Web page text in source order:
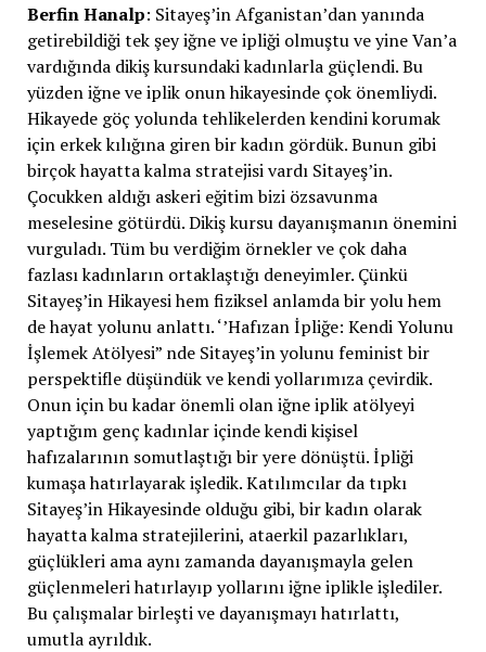
Berfin Hanalp: Sitayeş’in Afganistan’dan yanında
getirebildiği tek şey iğne ve ipliği olmuştu ve yine Van’a
vardığında dikiş kursundaki kadınlarla güçlendi. Bu
yüzden iğne ve iplik onun hikayesinde çok önemliydi.
Hikayede göç yolunda tehlikelerden kendini korumak
için erkek kılığına giren bir kadın gördük. Bunun gibi
birçok hayatta kalma stratejisi vardı Sitayeş’in.
Çocukken aldığı askeri eğitim bizi özsavunma
meselesine götürdü. Dikiş kursu dayanışmanın önemini
vurguladı. Tüm bu verdiğim örnekler ve çok daha
fazlası kadınların ortaklaştığı deneyimler. Çünkü
Sitayeş’in Hikayesi hem fiziksel anlamda bir yolu hem
de hayat yolunu anlattı. ‘’Hafızan İpliğe: Kendi Yolunu
İşlemek Atölyesi” nde Sitayeş’in yolunu feminist bir
perspektifle düşündük ve kendi yollarımıza çevirdik.
Onun için bu kadar önemli olan iğne iplik atölyeyi
yaptığım genç kadınlar içinde kendi kişisel
hafızalarının somutlaştığı bir yere dönüştü. İpliği
kumaşa hatırlayarak işledik. Katılımcılar da tıpkı
Sitayeş’in Hikayesinde olduğu gibi, bir kadın olarak
hayatta kalma stratejilerini, ataerkil pazarlıkları,
güçlükleri ama aynı zamanda dayanışmayla gelen
güçlenmeleri hatırlayıp yollarını iğne iplikle işlediler.
Bu çalışmalar birleşti ve dayanışmayı hatırlattı,
umutla ayrıldık.